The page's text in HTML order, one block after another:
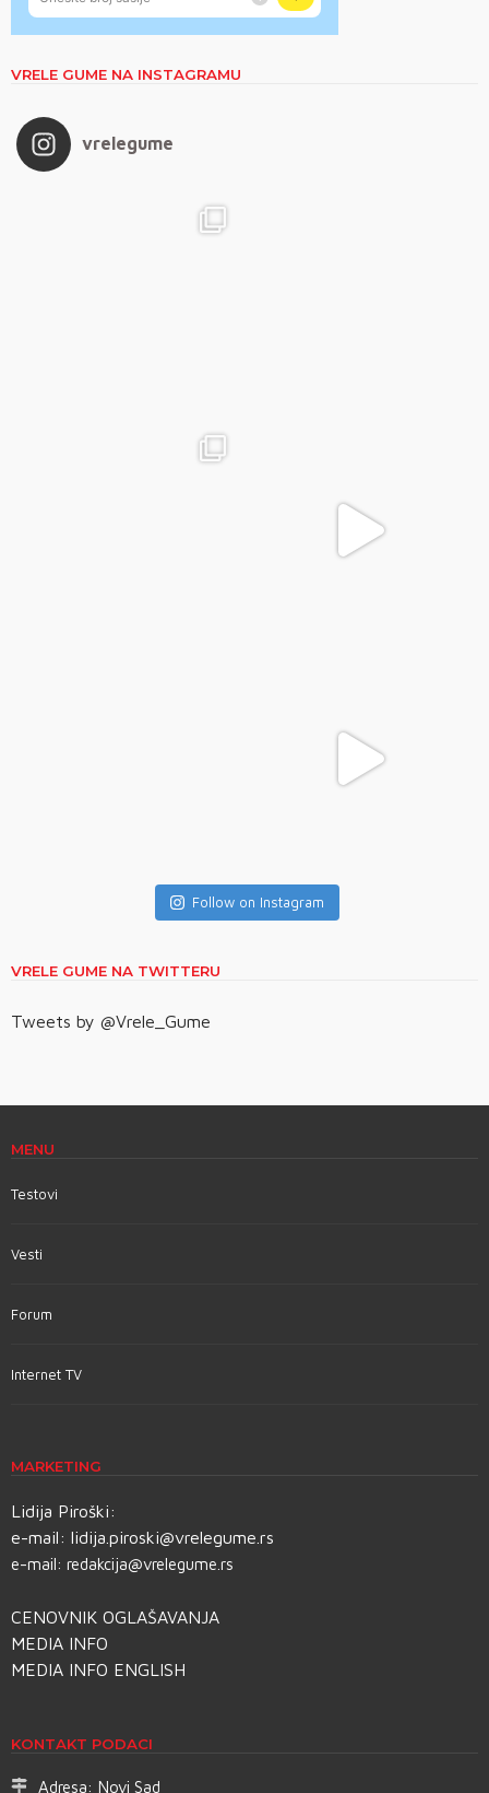
VRELE GUME NA INSTAGRAMU
vrelegume
Follow on Instagram
VRELE GUME NA TWITTERU
Tweets by @Vrele_Gume
MENU
Testovi
Vesti
Forum
Internet TV
MARKETING
Lidija Piroški:
e-mail: lidija.piroski@vrelegume.rs
e-mail: redakcija@vrelegume.rs
CENOVNIK OGLAŠAVANJA
MEDIA INFO
MEDIA INFO ENGLISH
KONTAKT PODACI
Adresa: Novi Sad